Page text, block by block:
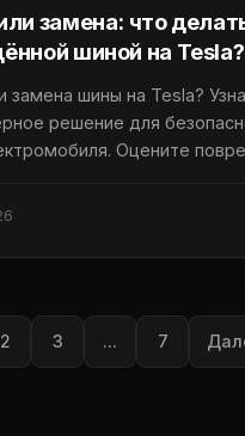
замена: что
шиной на Tesla?
замена шины на Tesla?
решение для
Оцените
2 3 ... 7